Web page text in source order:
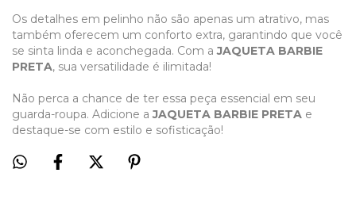
Os detalhes em pelinho não são apenas um atrativo, mas
também oferecem um conforto extra, garantindo que você
se sinta linda e aconchegada. Com aJAQUETA BARBIE
PRETA, sua versatilidade é ilimitada!
Não perca a chance de ter essa peça essencial em seu
guarda-roupa. Adicione aJAQUETA BARBIE PRETA e
destaque-se com estilo e sofisticação!